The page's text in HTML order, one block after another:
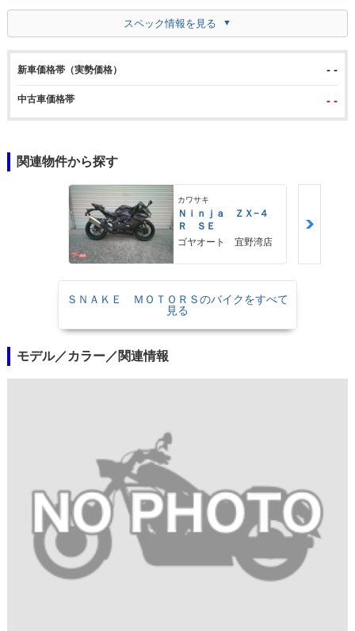
スペック情報を見る
新車価格帯（実勢価格） - -
中古車価格帯 - -
関連物件から探す
カワサキ
Ｎｉｎｊａ ＺＸ−４
Ｒ ＳＥ
ゴヤオート 宜野湾店
ＳＮＡＫＥ ＭＯＴＯＲＳのバイクをすべて
見る
モデル／カラー／関連情報